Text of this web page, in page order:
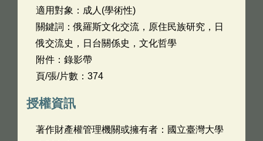
適用對象：成人(學術性)
關鍵詞：俄羅斯文化交流，原住民族研究，日
俄交流史，日台關係史，文化哲學
附件：錄影帶
頁/張/片數：374
授權資訊
著作財產權管理機關或擁有者：國立臺灣大學